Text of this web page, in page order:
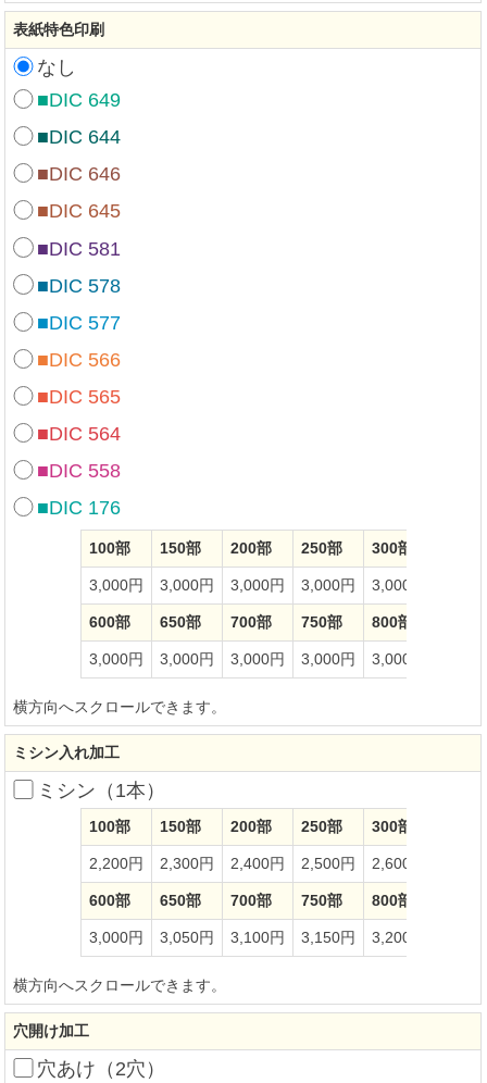
表紙特色印刷
なし
■DIC 649
■DIC 644
■DIC 646
■DIC 645
■DIC 581
■DIC 578
■DIC 577
■DIC 566
■DIC 565
■DIC 564
■DIC 558
■DIC 176
100部 150部 200部 250部 300部
3,000円 3,000円 3,000円 3,000円 3,000円
600部 650部 700部 750部 800部
3,000円 3,000円 3,000円 3,000円 3,000円
横方向へスクロールできます。
ミシン入れ加工
ミシン（1本）
100部 150部 200部 250部 300部
2,200円 2,300円 2,400円 2,500円 2,600円
600部 650部 700部 750部 800部
3,000円 3,050円 3,100円 3,150円 3,200円
横方向へスクロールできます。
穴開け加工
穴あけ（2穴）